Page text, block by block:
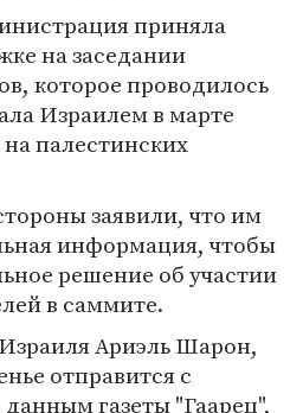
приняла
на заседании
которое проводилось
Израилем в марте
палестинских
заявили, что им
информация, чтобы
решение об участии
в саммите.
Ариэль Шарон,
отправится с
газеты "Гаарец",